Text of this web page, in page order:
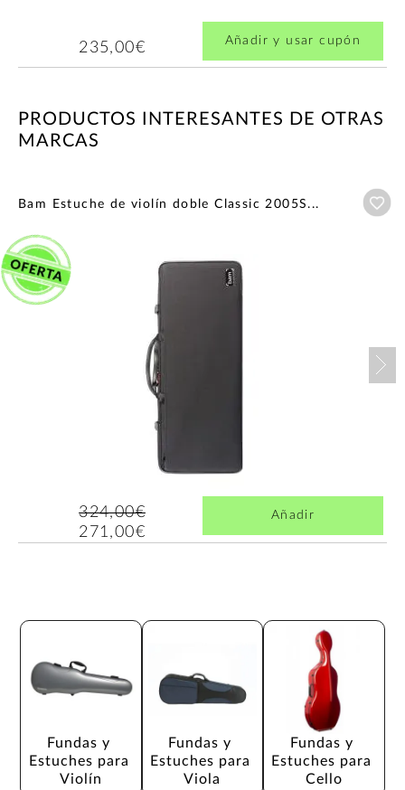
235,00€ Añadir y usar cupón
PRODUCTOS INTERESANTES DE OTRAS
MARCAS
Bam Estuche de violín doble Classic 2005S...
324,00€
271,00€
Añadir
Fundas y
Estuches para
Violín
Fundas y
Estuches para
Viola
Fundas y
Estuches para
Cello